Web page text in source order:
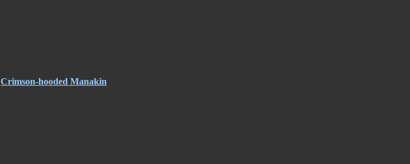
Crimson-hooded Manakin